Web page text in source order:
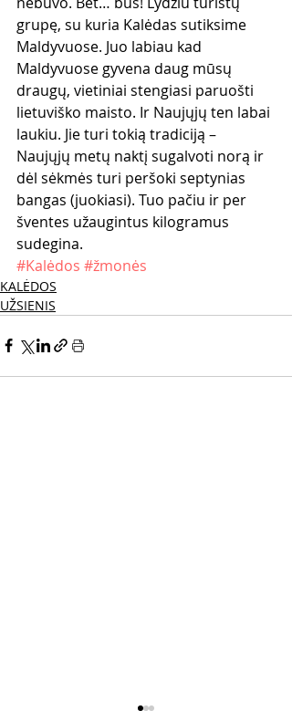
grupę, su kuria Kalėdas sutiksime
Maldyvuose. Juo labiau kad
Maldyvuose gyvena daug mūsų
draugų, vietiniai stengiasi paruošti
lietuviško maisto. Ir Naujųjų ten labai
laukiu. Jie turi tokią tradiciją –
Naujųjų metų naktį sugalvoti norą ir
dėl sėkmės turi peršoki septynias
bangas (juokiasi). Tuo pačiu ir per
šventes užaugintus kilogramus
sudegina.
#Kalėdos #žmonės
KALĖDOS
UŽSIENIS